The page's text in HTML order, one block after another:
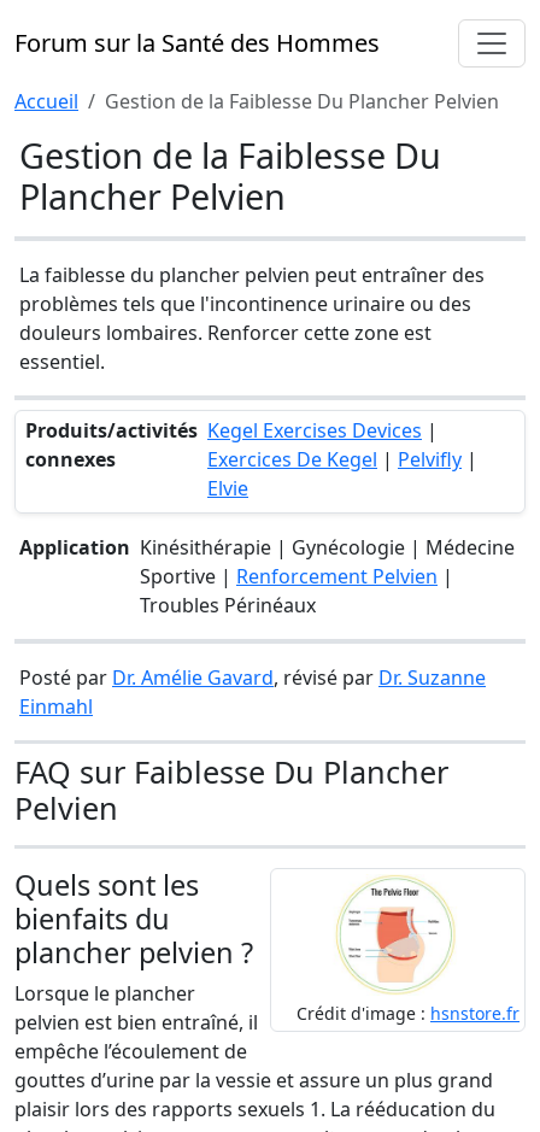
Forum sur la Santé des Hommes
Accueil Gestion de la Faiblesse Du Plancher Pelvien
Gestion de la Faiblesse Du
Plancher Pelvien
La faiblesse du plancher pelvien peut entraîner des
problèmes tels que l'incontinence urinaire ou des
douleurs lombaires. Renforcer cette zone est
essentiel.
Produits/activités
connexes
Kegel Exercises Devices |
Exercices De Kegel | Pelvifly |
Elvie
Application Kinésithérapie | Gynécologie | Médecine
Sportive | Renforcement Pelvien |
Troubles Périnéaux
Posté par Dr. Amélie Gavard, révisé par Dr. Suzanne
Einmahl
FAQ sur Faiblesse Du Plancher
Pelvien
Crédit d'image : hsnstore.fr
Quels sont les
bienfaits du
plancher pelvien ?
Lorsque le plancher
pelvien est bien entraîné, il
empêche l’écoulement de
gouttes d’urine par la vessie et assure un plus grand
plaisir lors des rapports sexuels 1. La rééducation du